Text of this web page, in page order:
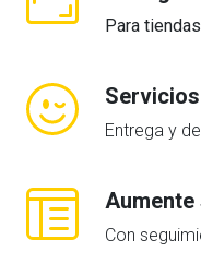
Para
Entrega y
Con